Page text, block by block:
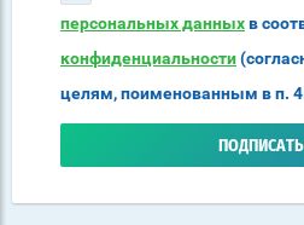
персональных данныхв
конфиденциальности
целям, поименованным в п.